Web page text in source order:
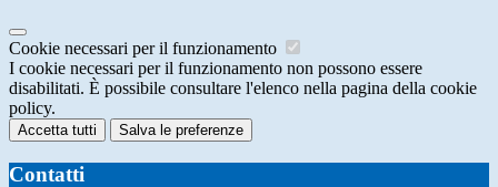
Cookie necessari per il funzionamento
I cookie necessari per il funzionamento non possono essere
disabilitati. È possibile consultare l'elenco nella pagina della cookie
policy.
Accetta tutti Salva le preferenze
Contatti